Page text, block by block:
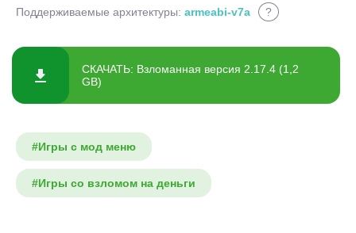
Поддерживаемые архитектуры: armeabi-v7a ?
СКАЧАТЬ: Взломанная версия 2.17.4 (1,2
GB)
#Игры с мод меню
#Игры со взломом на деньги